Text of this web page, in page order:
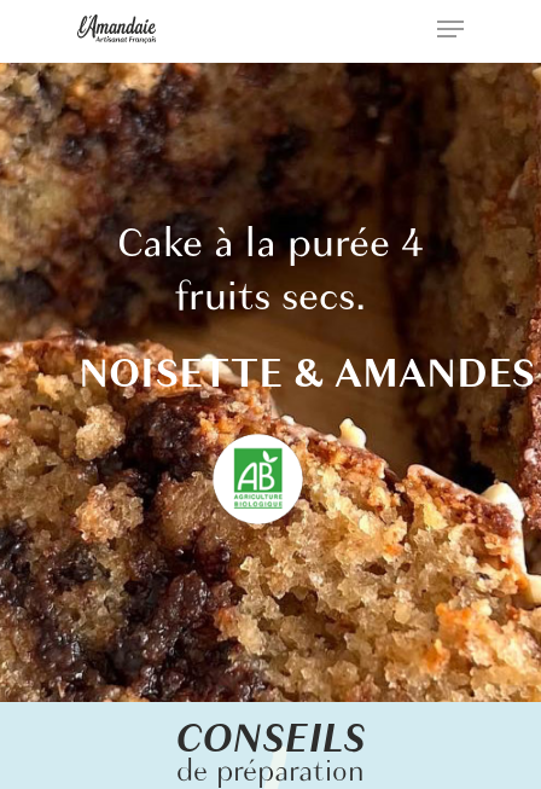
main
content
Menu
Cake à la purée 4
fruits secs.
NOISETTE & AMANDES
CONSEILS
de préparation
Close
Menu